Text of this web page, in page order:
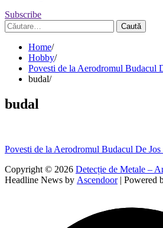
Subscribe
Caută
după:
Home
Hobby
Povesti de la Aerodromul Budacul
budal
budal
Navigare
în
articole
Povesti de la Aerodromul Budacul De Jos
Copyright © 2026 Detecție de Metale –
Headline News by Ascendoor| Powered